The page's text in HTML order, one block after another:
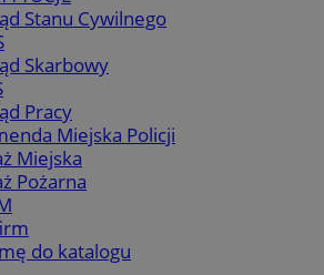
Stanu Cywilnego
Skarbowy
Pracy
Miejska Policji
Miejska
Pożarna
do katalogu